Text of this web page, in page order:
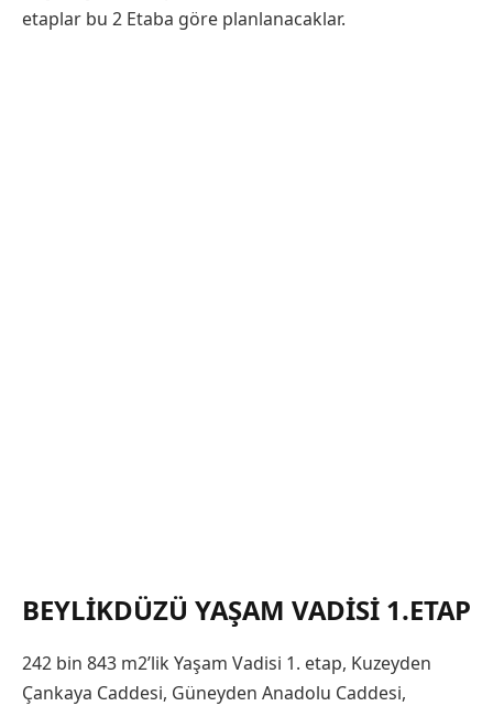
etaplar bu 2 Etaba göre planlanacaklar.
BEYLIKDÜZÜ YAŞAM VADISI 1.ETAP
242 bin 843 m2’lik Yaşam Vadisi 1. etap, Kuzeyden
Çankaya Caddesi, Güneyden Anadolu Caddesi,